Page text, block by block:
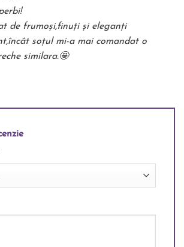
de frumoși,finuți și eleganți
soțul mi-a mai comandat o
similara.🤩